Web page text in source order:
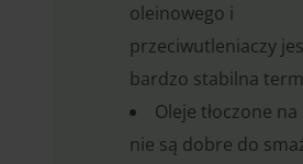
oleinowego i
przeciwutleniaczy
bardzo stabilna
Oleje tłoczone
nie są dobre do